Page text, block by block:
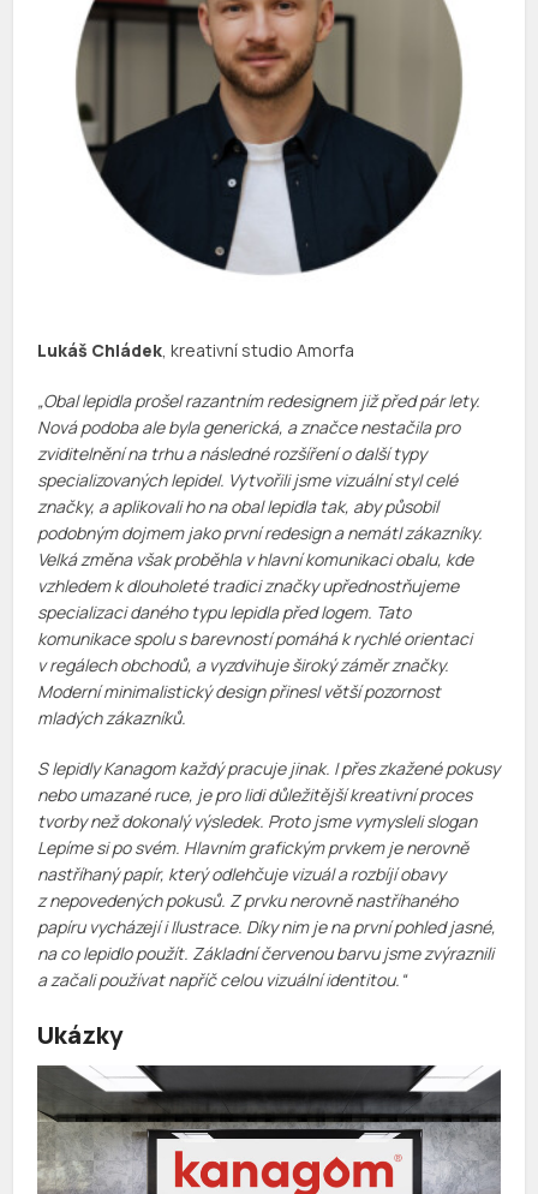
Lukáš Chládek, kreativní studio Amorfa
„Obal lepidla prošel razantním redesignem již před pár lety.
Nová podoba ale byla generická, a značce nestačila pro
zviditelnění na trhu a následné rozšíření o další typy
specializovaných lepidel. Vytvořili jsme vizuální styl celé
značky, a aplikovali ho na obal lepidla tak, aby působil
podobným dojmem jako první redesign a nemátl zákazníky.
Velká změna však proběhla v hlavní komunikaci obalu, kde
vzhledem k dlouholeté tradici značky upřednostňujeme
specializaci daného typu lepidla před logem. Tato
komunikace spolu s barevností pomáhá k rychlé orientaci
v regálech obchodů, a vyzdvihuje široký záměr značky.
Moderní minimalistický design přinesl větší pozornost
mladých zákazníků.
S lepidly Kanagom každý pracuje jinak. I přes zkažené pokusy
nebo umazané ruce, je pro lidi důležitější kreativní proces
tvorby než dokonalý výsledek. Proto jsme vymysleli slogan
Lepíme si po svém. Hlavním grafickým prvkem je nerovně
nastříhaný papír, který odlehčuje vizuál a rozbíjí obavy
z nepovedených pokusů. Z prvku nerovně nastříhaného
papíru vycházejí i Ilustrace. Díky nim je na první pohled jasné,
na co lepidlo použít. Základní červenou barvu jsme zvýraznili
a začali používat napříč celou vizuální identitou.“
Ukázky